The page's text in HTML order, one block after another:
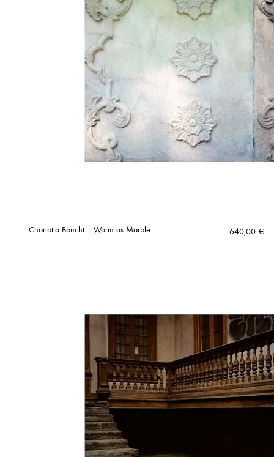
Charlotta Boucht | Warm as Marble 640,00 €